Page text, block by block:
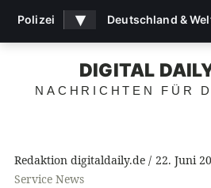
DIGITAL
NACHRICHTEN FÜR
Redaktion digitaldaily.de 22. Juni
Service News
Polizei ▾ Deutschland &